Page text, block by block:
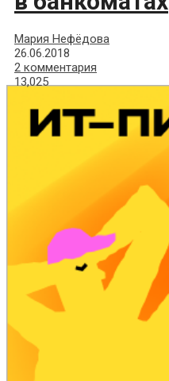
Мария Нефёдова
26.06.2018
2 комментария
13,025